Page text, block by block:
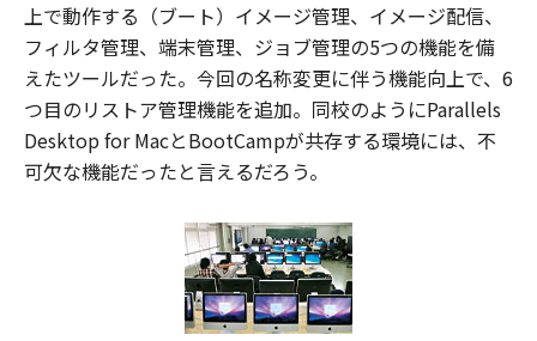
上で動作する（ブート）イメージ管理、イメージ配信、
フィルタ管理、端末管理、ジョブ管理の5つの機能を備
えたツールだった。今回の名称変更に伴う機能向上で、6
つ目のリストア管理機能を追加。同校のようにParallels
Desktop for MacとBootCampが共存する環境には、不
可欠な機能だったと言えるだろう。